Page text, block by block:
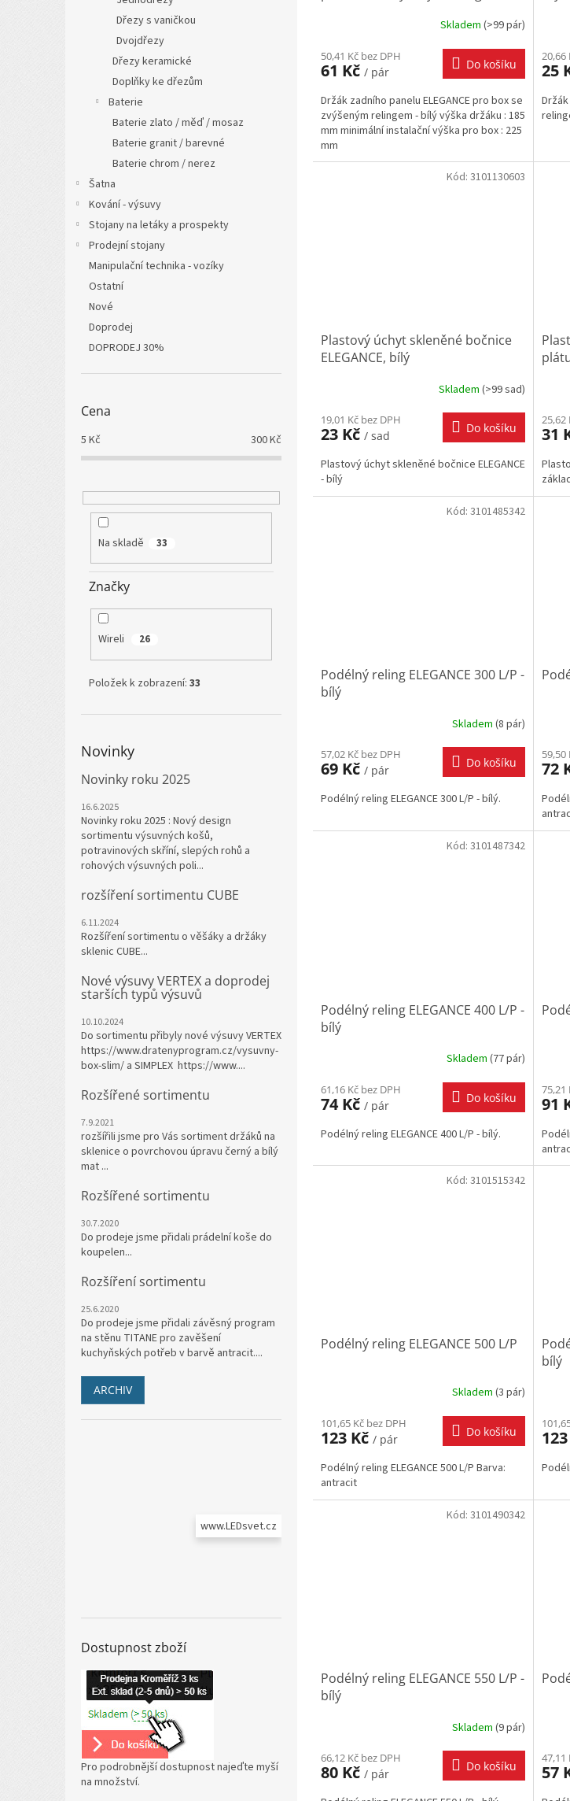
Dřezy s vaničkou
Dvojdřezy
Dřezy keramické
Doplňky ke dřezům
Baterie
Baterie zlato / měď / mosaz
Baterie granit / barevné
Baterie chrom / nerez
Šatna
Kování - výsuvy
Stojany na letáky a prospekty
Prodejní stojany
Manipulační technika - vozíky
Ostatní
Nové
Doprodej
DOPRODEJ 30%
Cena
5 Kč 300Kč
Na skladě 33
Značky
Wireli 26
Položek k zobrazení: 33
Novinky
Novinky roku 2025
16.6.2025
Novinky roku 2025 : Nový design
sortimentu výsuvných košů,
potravinových skříní, slepých rohů a
rohových výsuvných poli...
rozšíření sortimentu CUBE
6.11.2024
Rozšíření sortimentu o věšáky a držáky
sklenic CUBE...
Nové výsuvy VERTEX a doprodej
starších typů výsuvů
10.10.2024
Do sortimentu přibyly nové výsuvy VERTEX
https://www.dratenyprogram.cz/vysuvny-
box-slim/ a SIMPLEX https://www....
Rozšířené sortimentu
7.9.2021
rozšířili jsme pro Vás sortiment držáků na
sklenice o povrchovou úpravu černý a bílý
mat ...
Rozšířené sortimentu
30.7.2020
Do prodeje jsme přidali prádelní koše do
koupelen...
Rozšíření sortimentu
25.6.2020
Do prodeje jsme přidali závěsný program
na stěnu TITANE pro zavěšení
kuchyňských potřeb v barvě antracit....
ARCHIV
www.LEDsvet.cz
Dostupnost zboží
Pro podrobnější dostupnost najeďte myší
na množství.
Skladem (>99 pár)
50,41 Kč bez DPH
61 Kč / pár
Do košíku
Držák zadního panelu ELEGANCE pro box se
zvýšeným relingem - bílý výška držáku : 185
mm minimální instalační výška pro box : 225
mm
20,66
25
Plastový úchyt skleněné bočnice
ELEGANCE, bílý
Skladem (>99 sad)
19,01 Kč bez DPH
23 Kč / sad
Do košíku
Plastový úchyt skleněné bočnice ELEGANCE
- bílý
Kód: 3101130603
25,62
31
Podélný reling ELEGANCE 300 L/P -
bílý
Skladem (8 pár)
57,02 Kč bez DPH
69 Kč / pár
Do košíku
Podélný reling ELEGANCE 300 L/P - bílý.
Kód: 3101485342
59,50
72
Podélný reling ELEGANCE 400 L/P -
bílý
Skladem (77 pár)
61,16 Kč bez DPH
74 Kč / pár
Do košíku
Podélný reling ELEGANCE 400 L/P - bílý.
Kód: 3101487342
75,21
91
Podélný reling ELEGANCE 500 L/P
Skladem (3 pár)
101,65 Kč bez DPH
123 Kč / pár
Do košíku
Podélný reling ELEGANCE 500 L/P Barva:
antracit
Kód: 3101515342
bílý
Podélný reling ELEGANCE 550 L/P -
bílý
Skladem (9 pár)
66,12 Kč bez DPH
80 Kč / pár
Do košíku
Kód: 3101490342
47,11
57